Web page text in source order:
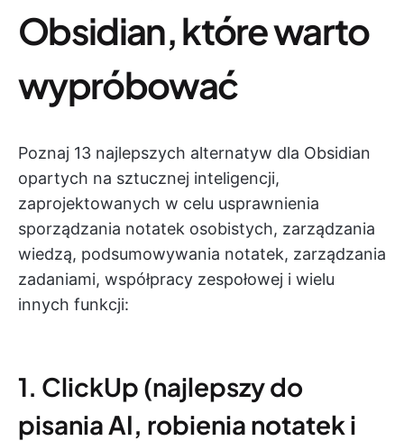
Obsidian, które warto
wypróbować
Poznaj 13 najlepszych alternatyw dla Obsidian
opartych na sztucznej inteligencji,
zaprojektowanych w celu usprawnienia
sporządzania notatek osobistych, zarządzania
wiedzą, podsumowywania notatek, zarządzania
zadaniami, współpracy zespołowej i wielu
innych funkcji:
1. ClickUp (najlepszy do
pisania AI, robienia notatek i